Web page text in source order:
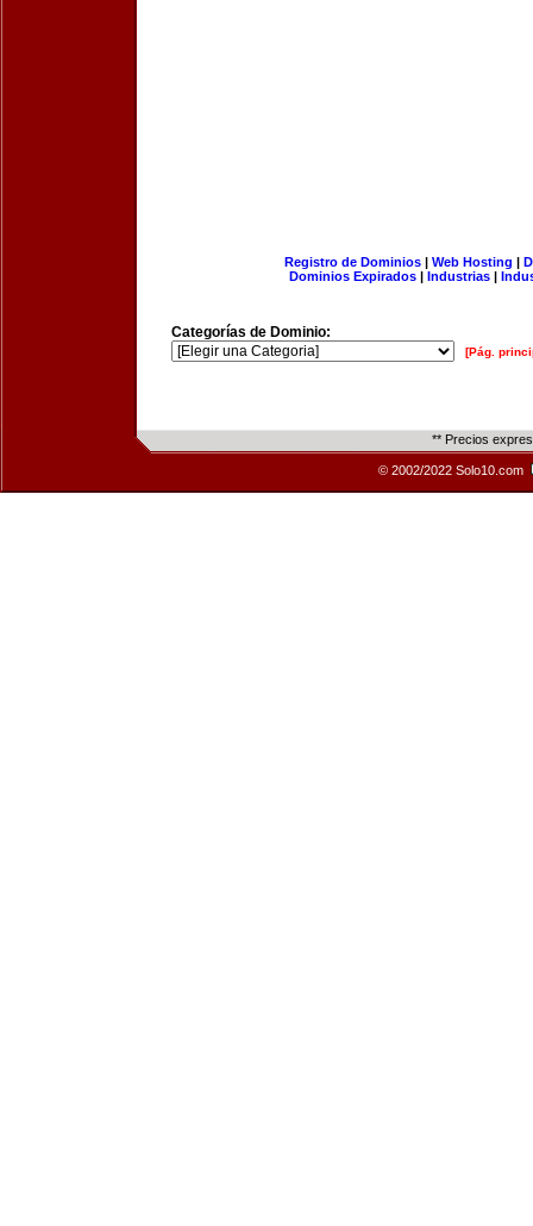
Registro de Dominios| Web Hosting |
Dominios Expirados | Industrias |
Categorías de Dominio:
[Pág.
** Precios
© 2002/2022 Solo10.com